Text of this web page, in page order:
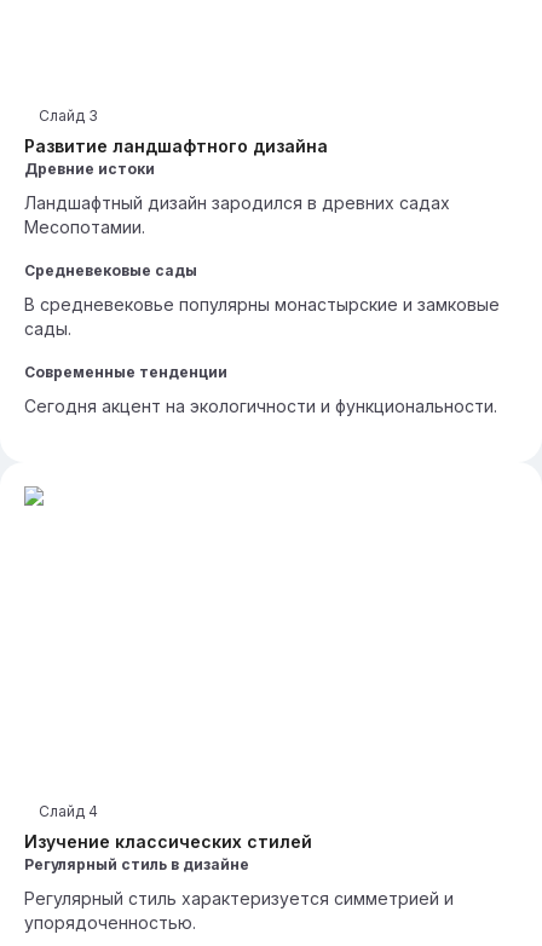
Развитие ландшафтного дизайна
Слайд 3
Древние истоки
Ландшафтный дизайн зародился в древних садах
Месопотамии.
Средневековые сады
В средневековье популярны монастырские и замковые
сады.
Современные тенденции
Сегодня акцент на экологичности и функциональности.
Изучение классических стилей
Слайд 4
Регулярный стиль в дизайне
Регулярный стиль характеризуется симметрией и
упорядоченностью.